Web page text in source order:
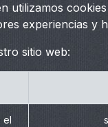
utilizamos
experiencias y
sitio web:
el